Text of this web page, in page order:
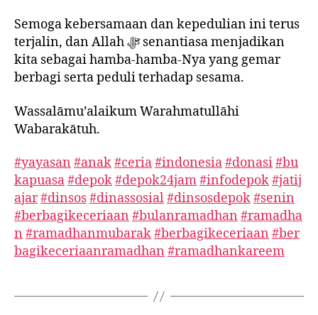
Semoga kebersamaan dan kepedulian ini terus
terjalin, dan Allah ﷻ senantiasa menjadikan
kita sebagai hamba-hamba-Nya yang gemar
berbagi serta peduli terhadap sesama.
Wassalāmu’alaikum Warahmatullāhi
Wabarakātuh.
#yayasan #anak#ceria#indonesia#donasi#bu
kapuasa#depok#depok24jam#infodepok#jatij
ajar#dinsos#dinassosial#dinsosdepok#senin
#berbagikeceriaan #bulanramadhan #ramadha
n #ramadhanmubarak#berbagikeceriaan #ber
bagikeceriaanramadhan #ramadhankareem